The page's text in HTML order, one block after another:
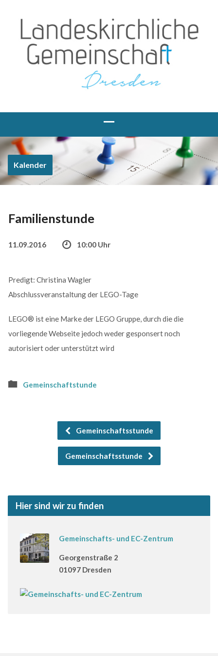
Kalender
Familienstunde
11.09.2016 10:00 Uhr
Predigt: Christina Wagler
Abschlussveranstaltung der LEGO-Tage
LEGO® ist eine Marke der LEGO Gruppe, durch die die
vorliegende Webseite jedoch weder gesponsert noch
autorisiert oder unterstützt wird
Gemeinschaftstunde
Gemeinschaftsstunde
Gemeinschaftsstunde
Hier sind wir zu finden
Gemeinschafts- und EC-Zentrum
Georgenstraße 2
01097 Dresden